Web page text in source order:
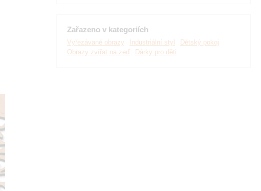
Zařazeno v kategoriích
Vyřezávané obrazy Industriální styl
Dětský pokoj
Obrazy zvířat na zeď
Dárky pro děti